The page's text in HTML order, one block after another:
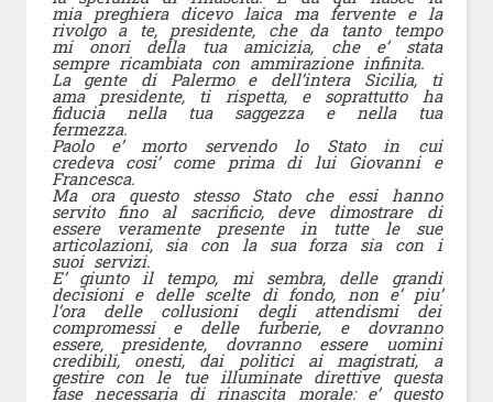
mia preghiera dicevo laica ma fervente e la
rivolgo a te, presidente, che da tanto tempo
mi onori della tua amicizia, che e’ stata
sempre ricambiata con ammirazione infinita.
La gente di Palermo e dell’intera Sicilia, ti
ama presidente, ti rispetta, e soprattutto ha
fiducia nella tua saggezza e nella tua
fermezza.
Paolo e’ morto servendo lo Stato in cui
credeva cosi’ come prima di lui Giovanni e
Francesca.
Ma ora questo stesso Stato che essi hanno
servito fino al sacrificio, deve dimostrare di
essere veramente presente in tutte le sue
articolazioni, sia con la sua forza sia con i
suoi servizi.
E’ giunto il tempo, mi sembra, delle grandi
decisioni e delle scelte di fondo, non e’ piu’
l’ora delle collusioni degli attendismi dei
compromessi e delle furberie, e dovranno
essere, presidente, dovranno essere uomini
credibili, onesti, dai politici ai magistrati, a
gestire con le tue illuminate direttive questa
fase necessaria di rinascita morale: e’ questo